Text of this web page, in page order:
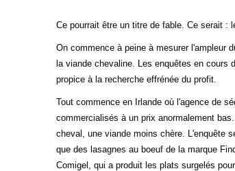
Ce pourrait être un titre de fable. Ce serait :
On commence à peine à mesurer l'ampleur
la viande chevaline. Les enquêtes en cours
propice à la recherche effrénée du profit.
Tout commence en Irlande où l'agence de
commercialisés à un prix anormalement
cheval, une viande moins chère. L'enquête
que des lasagnes au boeuf de la marque
Comigel, qui a produit les plats surgelés